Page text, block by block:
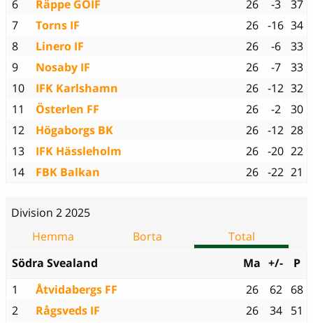
6 Räppe GOIF 26 -3
37
7
Torns IF 26 -16 34
8
Linero IF 26 -6
33
9
Nosaby IF 26 -7
33
10
IFK Karlshamn 26 -12 32
11
Österlen FF 26 -2
30
12
Högaborgs BK 26 -12 28
13
IFK Hässleholm 26 -20 22
14
FBK Balkan 26 -22 21
Division 2 2025
Hemma
Borta
Total
Södra Svealand
Ma +/-
P
1
Åtvidabergs FF 26 62
68
2
Rågsveds IF 26 34
51